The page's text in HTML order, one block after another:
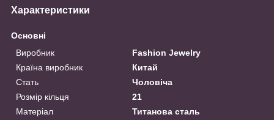
Характеристики
Основні
Виробник
Fashion Jewelry
Країна виробник
Китай
Стать
Чоловіча
Розмір кільця
21
Матеріал
Титанова сталь